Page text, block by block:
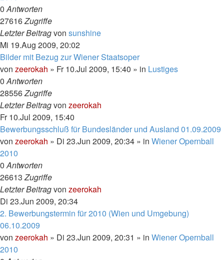
0Antworten
27616Zugriffe
Letzter Beitragvon sunshine
Mi 19.Aug 2009, 20:02
Bilder mit Bezug zur Wiener Staatsoper
von zeerokah » Fr 10.Jul 2009, 15:40 » in Lustiges
0Antworten
28556Zugriffe
Letzter Beitragvon zeerokah
Fr 10.Jul 2009, 15:40
Bewerbungsschluß für Bundesländer und Ausland 01.09.2009
von zeerokah » Di 23.Jun 2009, 20:34 » in Wiener Opernball
2010
0Antworten
26613Zugriffe
Letzter Beitragvon zeerokah
Di 23.Jun 2009, 20:34
2. Bewerbungstermin für 2010 (Wien und Umgebung)
06.10.2009
von zeerokah » Di 23.Jun 2009, 20:31 » in Wiener Opernball
2010